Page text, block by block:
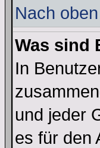
Nach oben
Was sind
In
und jeder
es für den